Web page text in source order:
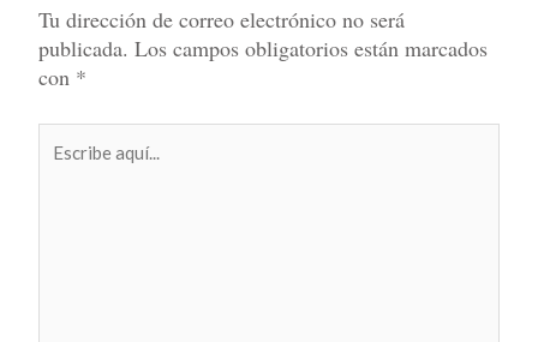
Tu dirección de correo electrónico no será
publicada. Los campos obligatorios están marcados
con *
aquí...